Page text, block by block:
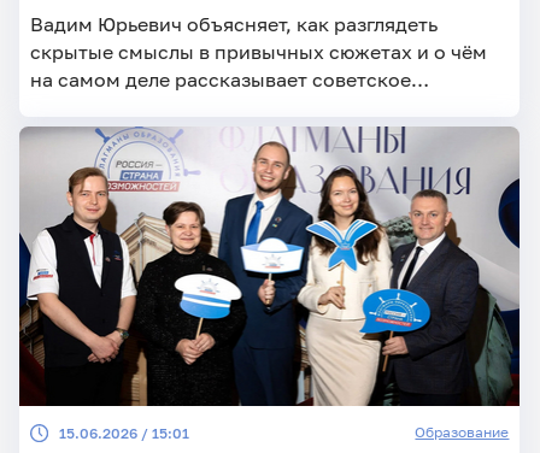
Вадим Юрьевич объясняет, как разглядеть
скрытые смыслы в привычных сюжетах и о чём
на самом деле рассказывает советское
15.06.2026 / 15:01 Образование